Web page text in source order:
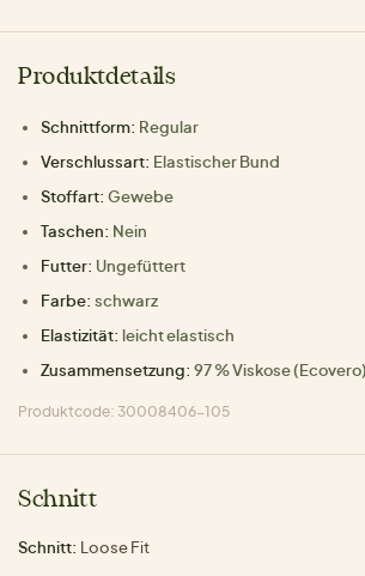
Produktdetails
Schnittform: Regular
Verschlussart: Elastischer Bund
Stoffart: Gewebe
Taschen: Nein
Futter: Ungefüttert
Farbe: schwarz
Elastizität: leicht elastisch
Zusammensetzung: 97 % Viskose
Produktcode: 30008406-105
Schnitt
Schnitt: Loose Fit